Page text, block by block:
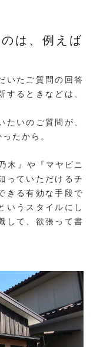
は、例えば
いたご質問の回答
するときなどは、
たいのご質問が、
たから。
木』や『マヤビニ
っていただけるチ
きる有効な手段で
いうスタイルにし
して、欲張って書